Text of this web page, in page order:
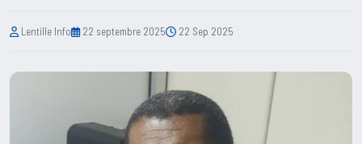
Lentille Info 22 septembre 2025 22 Sep 2025